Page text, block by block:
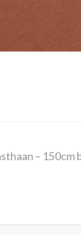
– 150cm